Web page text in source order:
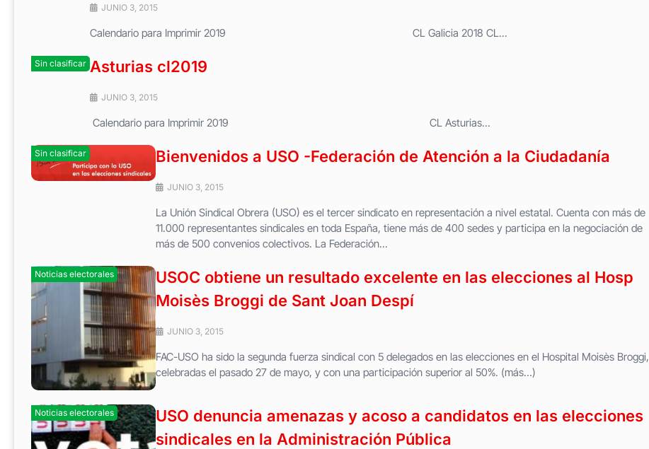
JUNIO 3, 2015
Calendario para Imprimir 2019 CL Galicia 2018 CL...
Sin clasificar Asturias cl2019
JUNIO 3, 2015
Calendario para Imprimir 2019 CL Asturias...
Sin clasificar Bienvenidos a USO -Federación de Atención a la Ciudadanía
JUNIO 3, 2015
La Unión Sindical Obrera (USO) es el tercer sindicato en representación a nivel estatal. Cuenta con más de
11.000 representantes sindicales en toda España, tiene más de 400 sedes y participa en la negociación de
más de 500 convenios colectivos. La Federación...
Noticias electorales
USOC obtiene un resultado excelente en las elecciones al Hosp
Moisès Broggi de Sant Joan Despí
JUNIO 3, 2015
FAC-USO ha sido la segunda fuerza sindical con 5 delegados en las elecciones en el Hospital Moisès Broggi,
celebradas el pasado 27 de mayo, y con una participación superior al 50%. (más…)
Noticias electorales
USO denuncia amenazas y acoso a candidatos en las elecciones
sindicales en la Administración Pública